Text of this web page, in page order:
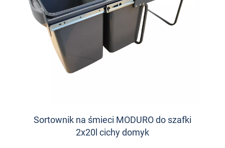
Sortownik na śmieci MODURO do szafki
2x20l cichy domyk